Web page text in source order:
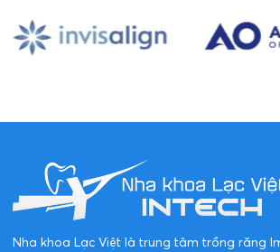
Nha khoa Lạc Việt là trung tâm trồng răng